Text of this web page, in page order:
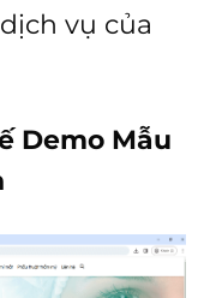
vụ của
Demo Mẫu